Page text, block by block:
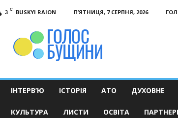
3 C BUSKYI RAION П’ЯТНИЦЯ, 7 СЕРПНЯ, 2026
ІНТЕРВ’Ю ІСТОРІЯ АТО ДУХОВНЕ
КУЛЬТУРА ЛИСТИ ОСВІТА